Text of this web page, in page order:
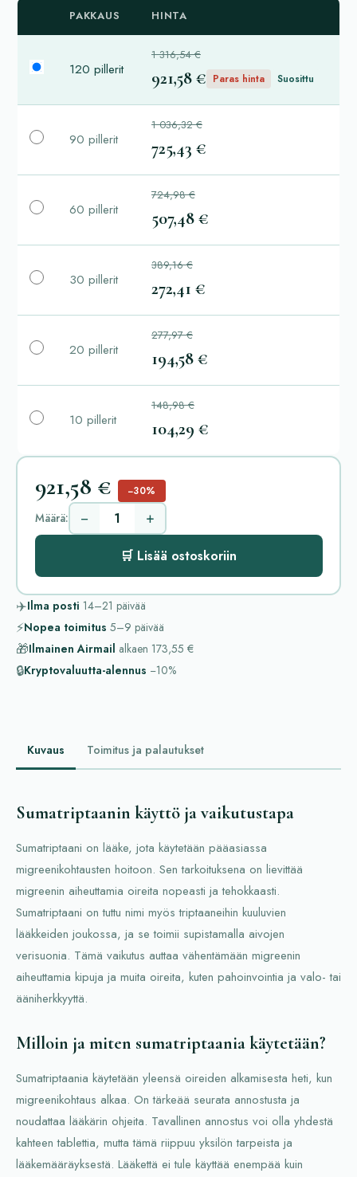
PAKKAUS HINTA
120 pillerit
1 316,54 €
921,58 € Paras hinta Suosittu
90 pillerit
1 036,32 €
725,43 €
60 pillerit
724,98 €
507,48 €
30 pillerit
389,16 €
272,41 €
20 pillerit
277,97 €
194,58 €
10 pillerit
148,98 €
104,29 €
921,58 € −30%
Määrä: − +
🛒 Lisää ostoskoriin
✈️Ilma posti 14–21 päivää
⚡Nopea toimitus 5–9 päivää
🎁Ilmainen Airmail alkaen 173,55 €
🔒Kryptovaluutta-alennus −10%
Kuvaus Toimitus ja palautukset
Sumatriptaanin käyttö ja vaikutustapa
Sumatriptaani on lääke, jota käytetään pääasiassa
migreenikohtausten hoitoon. Sen tarkoituksena on lievittää
migreenin aiheuttamia oireita nopeasti ja tehokkaasti.
Sumatriptaani on tuttu nimi myös triptaaneihin kuuluvien
lääkkeiden joukossa, ja se toimii supistamalla aivojen
verisuonia. Tämä vaikutus auttaa vähentämään migreenin
aiheuttamia kipuja ja muita oireita, kuten pahoinvointia ja valo- tai
ääniherkkyyttä.
Milloin ja miten sumatriptaania käytetään?
Sumatriptaania käytetään yleensä oireiden alkamisesta heti, kun
migreenikohtaus alkaa. On tärkeää seurata annostusta ja
noudattaa lääkärin ohjeita. Tavallinen annostus voi olla yhdestä
kahteen tablettia, mutta tämä riippuu yksilön tarpeista ja
lääkemääräyksestä. Lääkettä ei tule käyttää enempää kuin